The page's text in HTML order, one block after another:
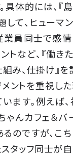
具体的には、『
して、ヒューマ
業員同士で感
トなど、『働き
み、仕掛け』を
ントを重視し
ます。例えば
ゃんカフェ＆バ
のですが、こ
タッフ同士が